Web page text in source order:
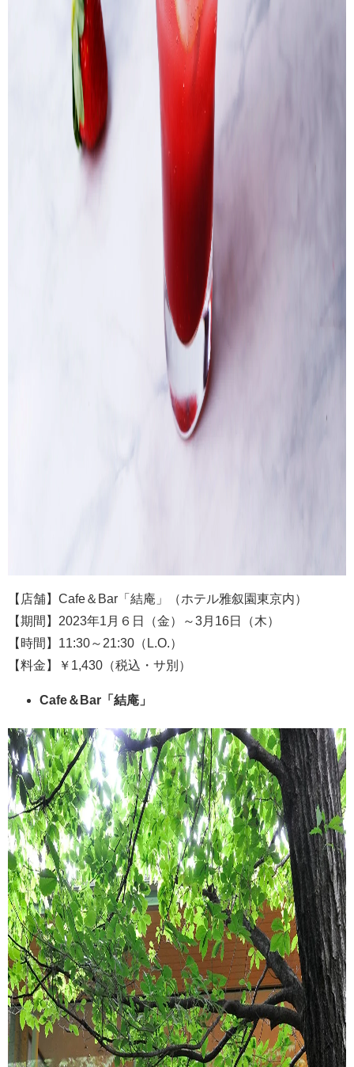
【店舗】Cafe＆Bar「結庵」（ホテル雅叙園東京内）
【期間】2023年1月６日（金）～3月16日（木）
【時間】11:30～21:30（L.O.）
【料金】￥1,430（税込・サ別）
Cafe＆Bar「結庵」